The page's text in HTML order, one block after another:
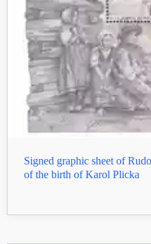
Signed graphic sheet of
of the birth of Karol Plicka